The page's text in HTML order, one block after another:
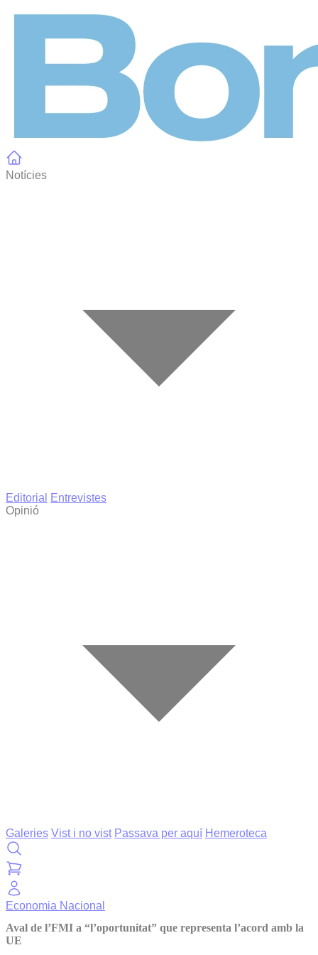
Notícies
Editorial
Entrevistes
Opinió
Galeries Vist i no vist Passava per aquí Hemeroteca
Economia Nacional
Aval de l’FMI a “l’oportunitat” que representa l’acord amb la
UE